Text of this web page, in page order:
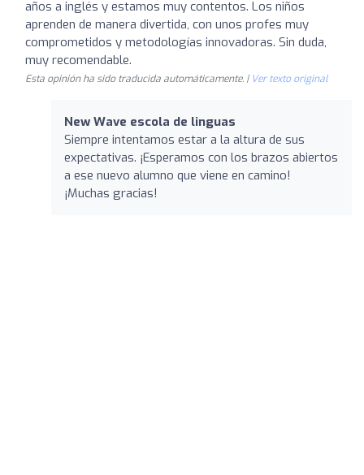
años a inglés y estamos muy contentos. Los niños
aprenden de manera divertida, con unos profes muy
comprometidos y metodologías innovadoras. Sin duda,
muy recomendable.
Esta opinión ha sido traducida automáticamente. | Ver texto original
New Wave escola de linguas
Siempre intentamos estar a la altura de sus
expectativas. ¡Esperamos con los brazos abiertos
a ese nuevo alumno que viene en camino!
¡Muchas gracias!